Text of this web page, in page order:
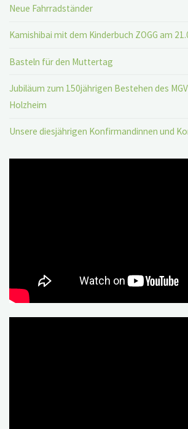
Neue Fahrradständer
Kamishibai mit dem Kinderbuch ZOGG am
Basteln für den Muttertag
Jubiläum zum 150jährigen Bestehen des
Holzheim
Unsere diesjährigen Konfirmandinnen und